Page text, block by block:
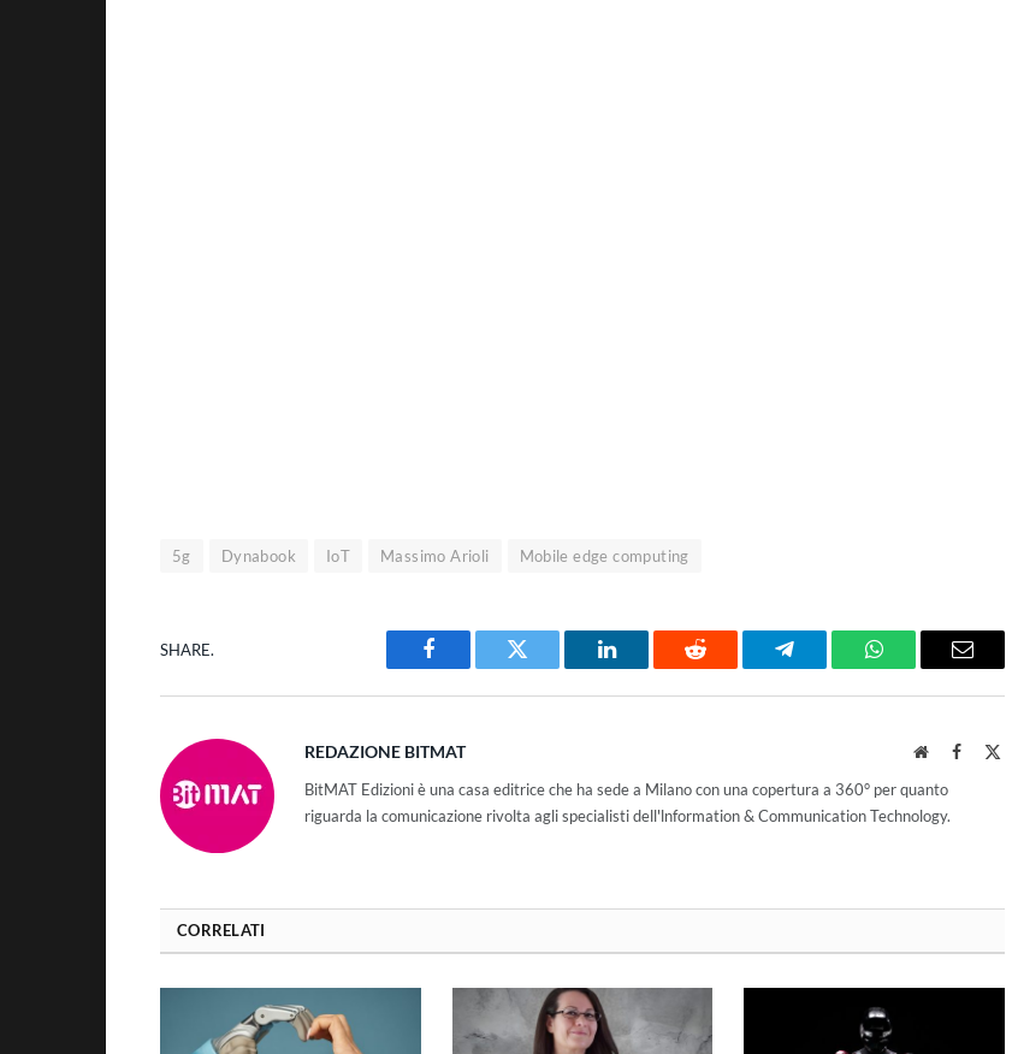
5g Dynabook IoT Massimo Arioli Mobile edge computing
SHARE.
Facebook Twitter LinkedIn Reddit Telegram WhatsAppEmail
REDAZIONE BITMAT WebsiteFacebook
BitMAT Edizioni è una casa editrice che ha sede a Milano con una copertura a 360° per quanto
riguarda la comunicazione rivolta agli specialisti dell'lnformation & Communication Technology.
CORRELATI